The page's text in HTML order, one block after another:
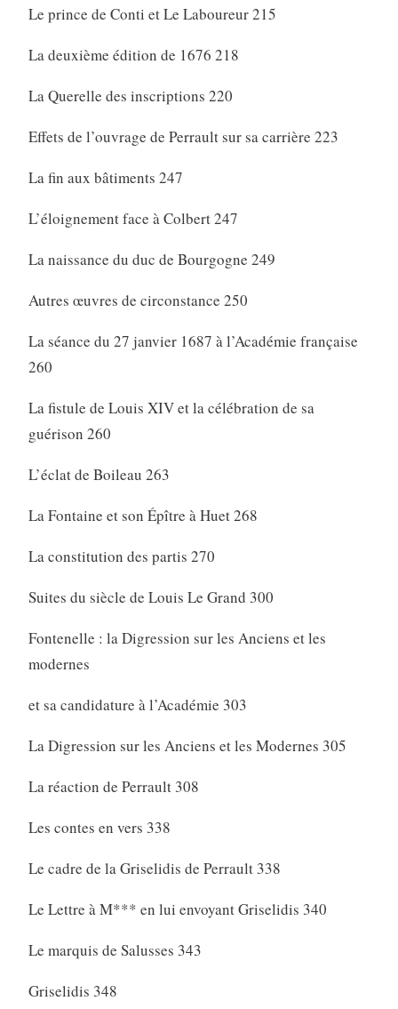
Le prince de Conti et Le Laboureur 215
La deuxième édition de 1676 218
La Querelle des inscriptions 220
Effets de l’ouvrage de Perrault sur sa carrière 223
La fin aux bâtiments 247
L’éloignement face à Colbert 247
La naissance du duc de Bourgogne 249
Autres œuvres de circonstance 250
La séance du 27 janvier 1687 à l’Académie française
260
La fistule de Louis XIV et la célébration de sa
guérison 260
L’éclat de Boileau 263
La Fontaine et son Épître à Huet 268
La constitution des partis 270
Suites du siècle de Louis Le Grand 300
Fontenelle : la Digression sur les Anciens et les
modernes
et sa candidature à l’Académie 303
La Digression sur les Anciens et les Modernes 305
La réaction de Perrault 308
Les contes en vers 338
Le cadre de la Griselidis de Perrault 338
Le Lettre à M*** en lui envoyant Griselidis 340
Le marquis de Salusses 343
Griselidis 348